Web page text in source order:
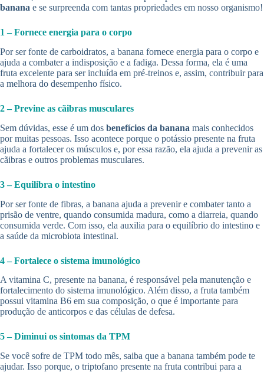
banana e se surpreenda com tantas propriedades em nosso organismo!
1 – Fornece energia para o corpo
Por ser fonte de carboidratos, a banana fornece energia para o corpo e
ajuda a combater a indisposição e a fadiga. Dessa forma, ela é uma
fruta excelente para ser incluída em pré-treinos e, assim, contribuir para
a melhora do desempenho físico.
2 – Previne as cãibras musculares
Sem dúvidas, esse é um dos benefícios da banana mais conhecidos
por muitas pessoas. Isso acontece porque o potássio presente na fruta
ajuda a fortalecer os músculos e, por essa razão, ela ajuda a prevenir as
cãibras e outros problemas musculares.
3 – Equilibra o intestino
Por ser fonte de fibras, a banana ajuda a prevenir e combater tanto a
prisão de ventre, quando consumida madura, como a diarreia, quando
consumida verde. Com isso, ela auxilia para o equilíbrio do intestino e
a saúde da microbiota intestinal.
4 – Fortalece o sistema imunológico
A vitamina C, presente na banana, é responsável pela manutenção e
fortalecimento do sistema imunológico. Além disso, a fruta também
possui vitamina B6 em sua composição, o que é importante para
produção de anticorpos e das células de defesa.
5 – Diminui os sintomas da TPM
Se você sofre de TPM todo mês, saiba que a banana também pode te
ajudar. Isso porque, o triptofano presente na fruta contribui para a